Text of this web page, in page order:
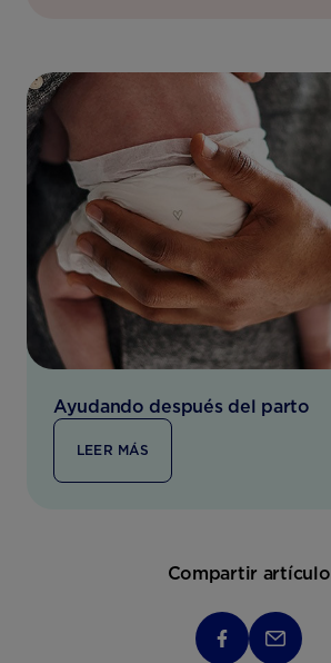
Ayudando después del parto
LEER MÁS
Compartir artículo